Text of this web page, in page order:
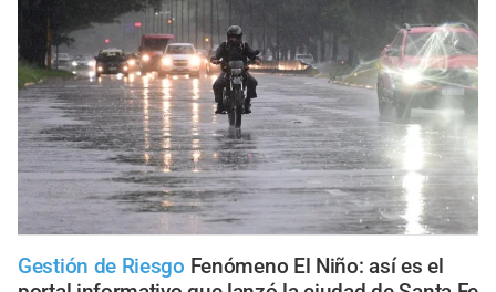
Gestión de Riesgo Fenómeno El Niño: así es el